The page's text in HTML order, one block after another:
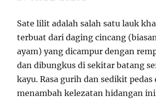
Sate lilit adalah salah satu lauk
terbuat dari daging cincang
ayam) yang dicampur dengan
dan dibungkus di sekitar batang
kayu. Rasa gurih dan sedikit
menambah kelezatan hidangan